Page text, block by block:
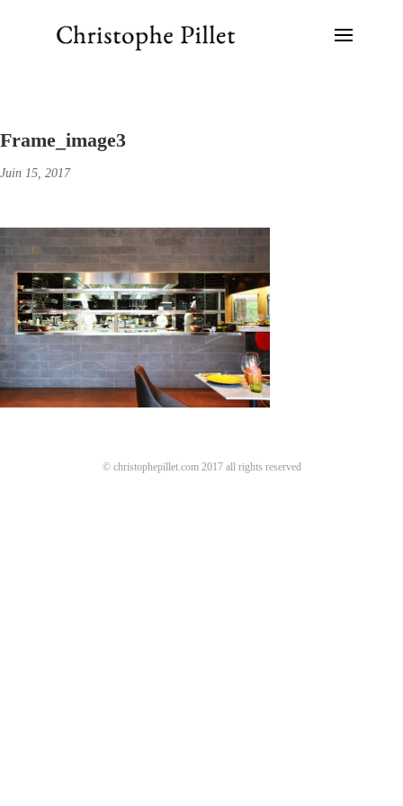
Frame_image3
Juin 15, 2017
© christophepillet.com 2017 all rights reserved